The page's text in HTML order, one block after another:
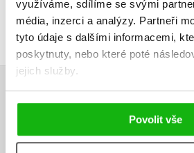
využíváme, sdílíme se svými
média, inzerci a analýzy. Partneři
tyto údaje s dalšími informacemi,
poskytnuty, nebo které poté
jejich služby.
Povolit vše
HODNOCENÍ ČTENÁŘŮ
V současné době nejsou vytvořena žádná